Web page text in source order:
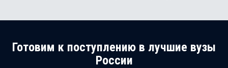
Готовим к поступлению в лучшие вузы
России